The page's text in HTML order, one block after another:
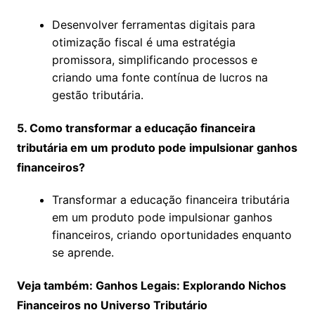
Desenvolver ferramentas digitais para
otimização fiscal é uma estratégia
promissora, simplificando processos e
criando uma fonte contínua de lucros na
gestão tributária.
5. Como transformar a educação financeira
tributária em um produto pode impulsionar ganhos
financeiros?
Transformar a educação financeira tributária
em um produto pode impulsionar ganhos
financeiros, criando oportunidades enquanto
se aprende.
Veja também: Ganhos Legais: Explorando Nichos
Financeiros no Universo Tributário